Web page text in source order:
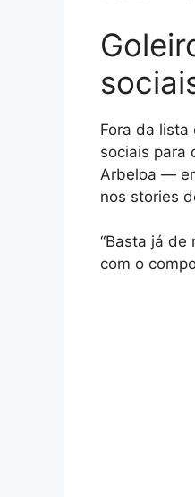
Fora da
sociais para
Arbeloa —
nos stories
“Basta já de
com o